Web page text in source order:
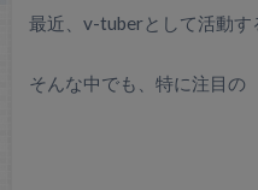
最近、v-tuberとして活動す
そんな中でも、特に注目の